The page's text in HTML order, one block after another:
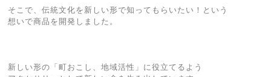
そこで、伝統文化を新しい形で知ってもらいたい！という
想いで商品を開発しました。
新しい形の「町おこし、地域活性」に役立てるよう